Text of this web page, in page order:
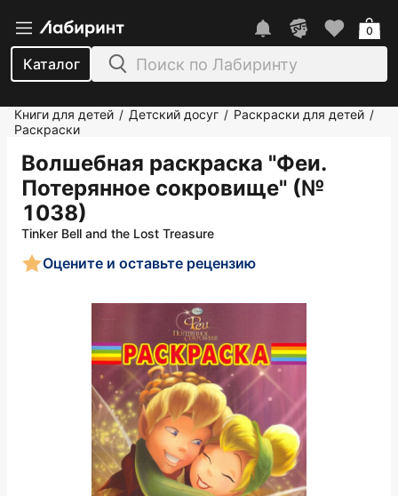
Каталог
0
Книги для детей / Детский досуг / Раскраски для детей /
Раскраски
Волшебная раскраска "Феи.
Потерянное сокровище" (№
1038)
Tinker Bell and the Lost Treasure
Оцените и оставьте рецензию